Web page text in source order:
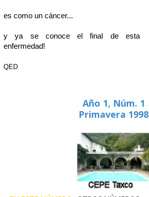
es como un cáncer...
y ya se conoce el final de esta
enfermedad!
QED
Año 1, Núm. 1
Primavera 1998